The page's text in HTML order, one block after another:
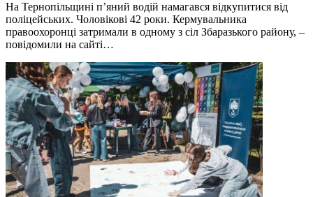
На Тернопільщині п’яний водій намагався відкупитися від
поліцейських. Чоловікові 42 роки. Кермувальника
правоохоронці затримали в одному з сіл Збаразького району, –
повідомили на сайті…